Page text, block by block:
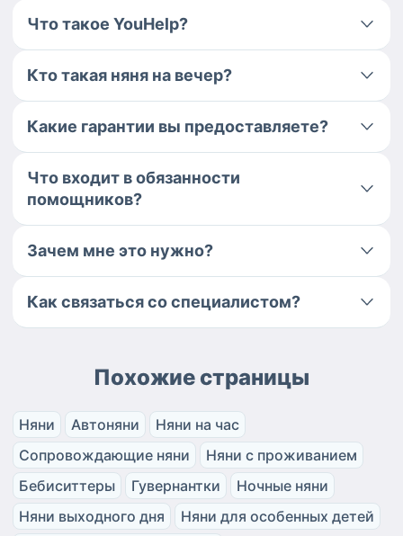
Что такое YouHelp?
Кто такая няня на вечер?
Какие гарантии вы предоставляете?
Что входит в обязанности
помощников?
Зачем мне это нужно?
Как связаться со специалистом?
Похожие страницы
Няни Автоняни
Няни на час
Сопровождающие няни
Няни с проживанием
Бебиситтеры
Гувернантки
Ночные няни
Няни выходного дня
Няни для особенных детей